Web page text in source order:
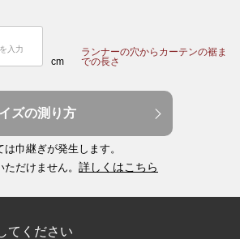
cm
ランナーの穴からカーテンの裾ま
での長さ
ズの測り方
巾継ぎが発生します。
だけません。 詳しくはこちら
てください